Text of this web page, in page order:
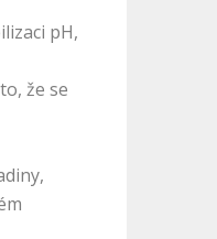
pH,
že se